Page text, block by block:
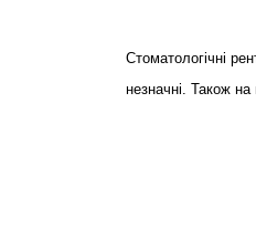
Стоматологічні
незначні. Також на